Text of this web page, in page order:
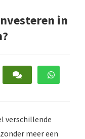
in
verschillende
meer een